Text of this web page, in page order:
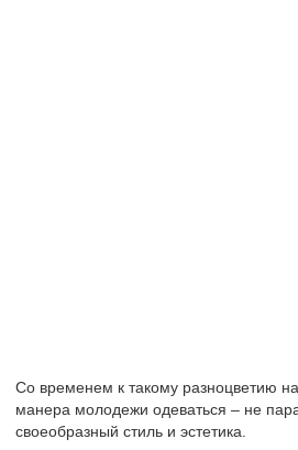
Со временем к такому разноцветию
манера молодежи одеваться – не
своеобразный стиль и эстетика.